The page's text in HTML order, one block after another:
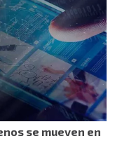
se mueven en